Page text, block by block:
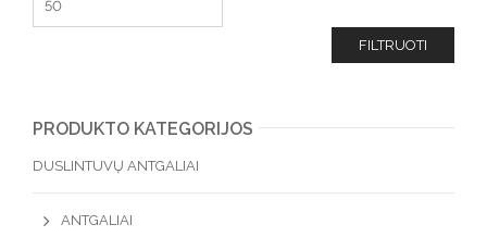
FILTRUOTI
PRODUKTO KATEGORIJOS
DUSLINTUVŲ ANTGALIAI
ANTGALIAI